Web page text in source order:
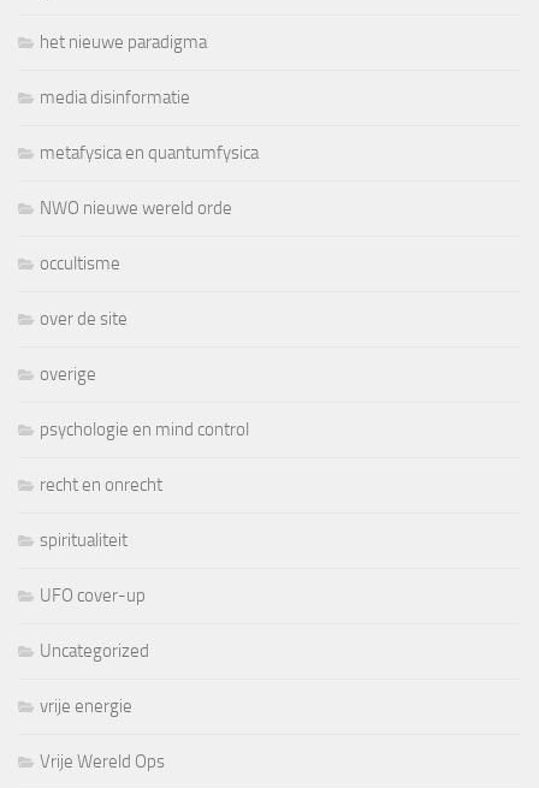
het nieuwe paradigma
media disinformatie
metafysica en quantumfysica
NWO nieuwe wereld orde
occultisme
over de site
overige
psychologie en mind control
recht en onrecht
spiritualiteit
UFO cover-up
Uncategorized
vrije energie
Vrije Wereld Ops